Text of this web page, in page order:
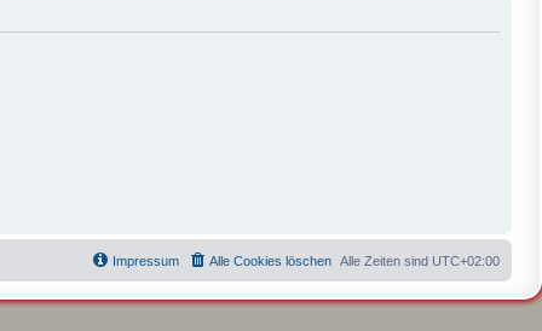
Alle Zeiten sind UTC+02:00
Alle Cookies löschen
Impressum